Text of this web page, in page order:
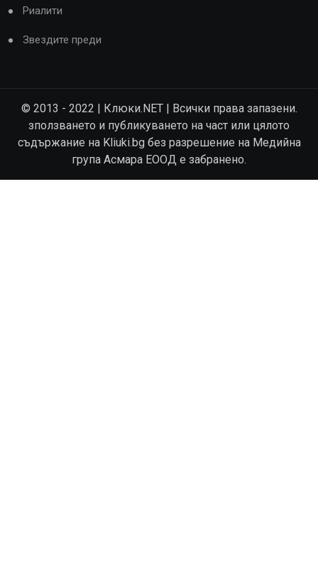
Риалити
Звездите преди
© 2013 - 2022 | Клюки.NET | Всички права запазени.
зползването и публикуването на част или цялото
съдържание на Kliuki.bg без разрешение на Медийна
група Асмара ЕООД е забранено.